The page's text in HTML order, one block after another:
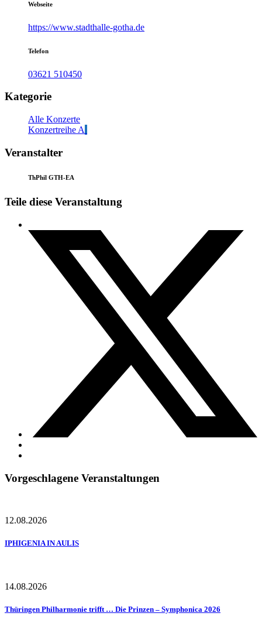
Webseite
https://www.stadthalle-gotha.de
Telefon
03621 510450
Kategorie
Alle Konzerte
Konzertreihe A
Veranstalter
ThPhil GTH-EA
Teile diese Veranstaltung
Vorgeschlagene Veranstaltungen
12.08.2026
IPHIGENIA IN AULIS
14.08.2026
Thüringen Philharmonie trifft … Die Prinzen – Symphonica 2026